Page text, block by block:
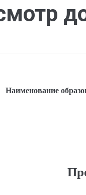
Наименование